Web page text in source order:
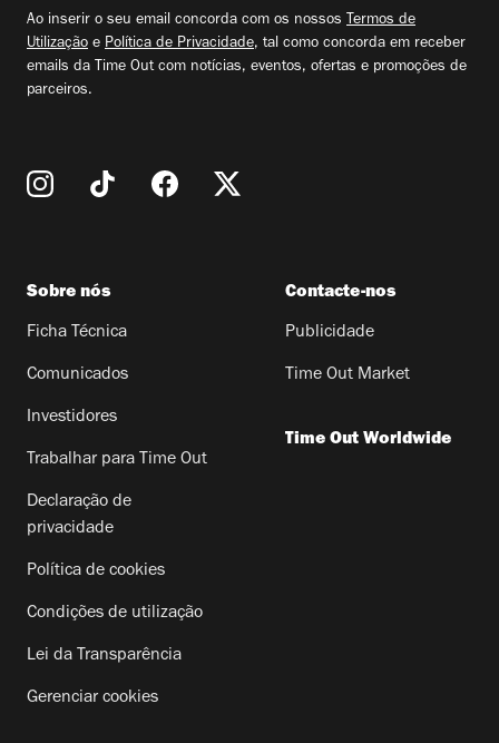
Ao inserir o seu email concorda com os nossos Termos de
Utilização e Política de Privacidade, tal como concorda em receber
emails da Time Out com notícias, eventos, ofertas e promoções de
parceiros.
Sobre nós
Ficha Técnica
Comunicados
Investidores
Trabalhar para Time Out
Declaração de
privacidade
Política de cookies
Condições de utilização
Lei da Transparência
Gerenciar cookies
Contacte-nos
Publicidade
Time Out Market
Time Out Worldwide